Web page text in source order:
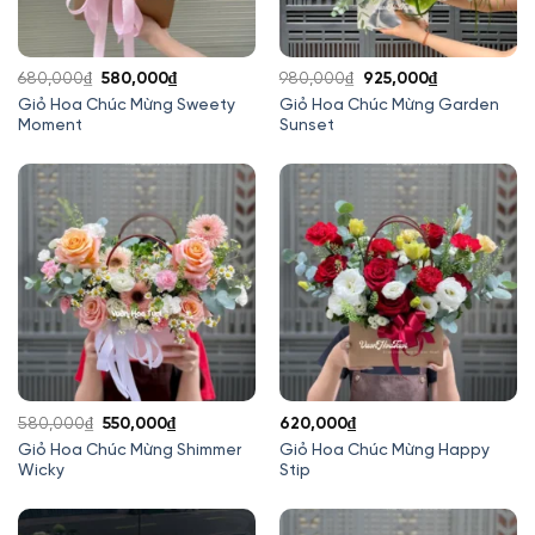
Giỏ Hoa Chúc Mừng Sweety
Moment
680,000₫ Giá
gốc
580,000₫Giá
hiện
580,000₫.
Giỏ Hoa Chúc Mừng Garden
Sunset
980,000₫
Giá
gốc
925,000₫Giá
hiện
925,000₫.
Giỏ Hoa Chúc Mừng Shimmer
Wicky
580,000₫ Giá
gốc
550,000₫Giá
hiện
550,000₫.
Giỏ Hoa Chúc Mừng Happy
Stip
620,000₫